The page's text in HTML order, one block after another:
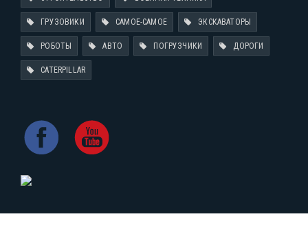
ГРУЗОВИКИ САМОЕ-САМОЕ ЭКСКАВАТОРЫ
РОБОТЫ АВТО ПОГРУЗЧИКИ ДОРОГИ
CATERPILLAR